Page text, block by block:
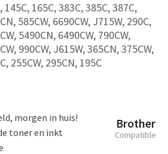
145C, 165C, 383C, 385C, 387C,
585CW, 6690CW, J715W, 290C,
5490CN, 6490CW, 790CW,
990CW, J615W, 365CN, 375CW,
255CW, 295CN, 195C
Brother
Compatible
morgen in huis!
toner en inkt